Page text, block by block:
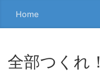
Home
全部つくれ！